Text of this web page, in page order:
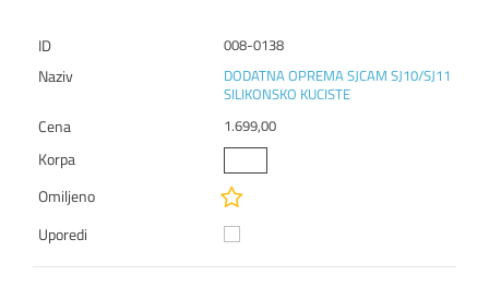
008-0138
DODATNA OPREMA SJCAM SJ10/SJ11
SILIKONSKO KUCISTE
1.699,00